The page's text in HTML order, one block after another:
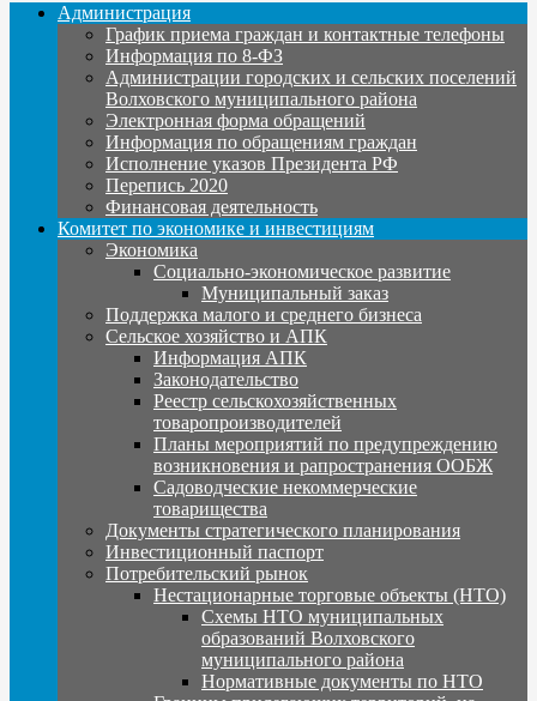
Администрация
График приема граждан и контактные телефоны
Информация по 8-ФЗ
Администрации городских и сельских поселений
Волховского муниципального района
Электронная форма обращений
Информация по обращениям граждан
Исполнение указов Президента РФ
Перепись 2020
Финансовая деятельность
Комитет по экономике и инвестициям
Экономика
Социально-экономическое развитие
Муниципальный заказ
Поддержка малого и среднего бизнеса
Сельское хозяйство и АПК
Информация АПК
Законодательство
Реестр сельскохозяйственных
товаропроизводителей
Планы мероприятий по предупреждению
возникновения и рапространения ООБЖ
Садоводческие некоммерческие
товарищества
Документы стратегического планирования
Инвестиционный паспорт
Потребительский рынок
Нестационарные торговые объекты (НТО)
Схемы НТО муниципальных
образований Волховского
муниципального района
Нормативные документы по НТО